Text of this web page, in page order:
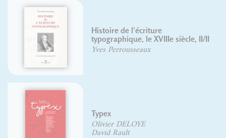
Histoire de l'écriture
typographique, le XVIIIe siècle, II/II
Yves Perrousseaux
Typex
Olivier DELOYE